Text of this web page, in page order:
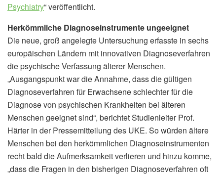
Psychiatry“ veröffentlicht.
Herkömmliche Diagnoseinstrumente ungeeignet
Die neue, groß angelegte Untersuchung erfasste in sechs
europäischen Ländern mit innovativen Diagnoseverfahren
die psychische Verfassung älterer Menschen.
„Ausgangspunkt war die Annahme, dass die gültigen
Diagnoseverfahren für Erwachsene schlechter für die
Diagnose von psychischen Krankheiten bei älteren
Menschen geeignet sind“, berichtet Studienleiter Prof.
Härter in der Pressemitteilung des UKE. So würden ältere
Menschen bei den herkömmlichen Diagnoseinstrumenten
recht bald die Aufmerksamkeit verlieren und hinzu komme,
„dass die Fragen in den bisherigen Diagnoseverfahren oft